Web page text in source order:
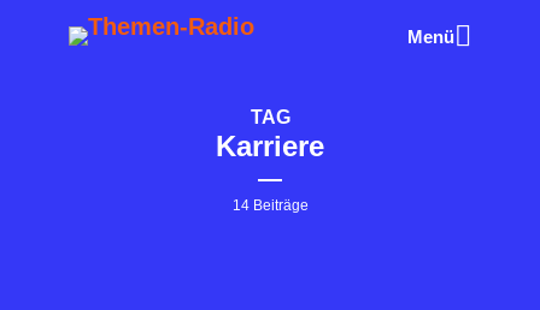
Menü
TAG
Karriere
14 Beiträge